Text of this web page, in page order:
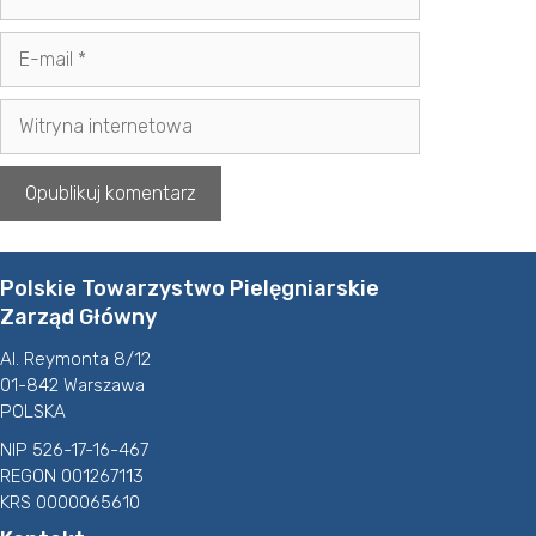
internetowa
Polskie Towarzystwo Pielęgniarskie
Zarząd Główny
Al. Reymonta 8/12
01-842 Warszawa
POLSKA
NIP 526-17-16-467
REGON 001267113
KRS 0000065610